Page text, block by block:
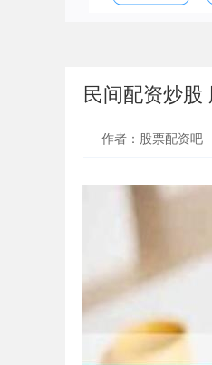
民间配资炒股
作者：股票配资吧